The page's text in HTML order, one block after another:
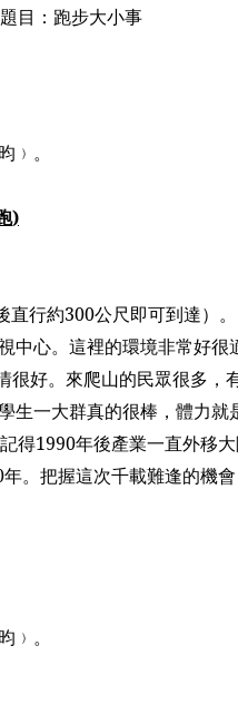
目：跑步大小事
。
)
直行約300公尺即可到達）。
心。這裡的環境非常好
很好。來爬山的民眾很多
一大群真的很棒，體力就
得1990年後產業一直外移
年。把握這次千載難逢的機
。